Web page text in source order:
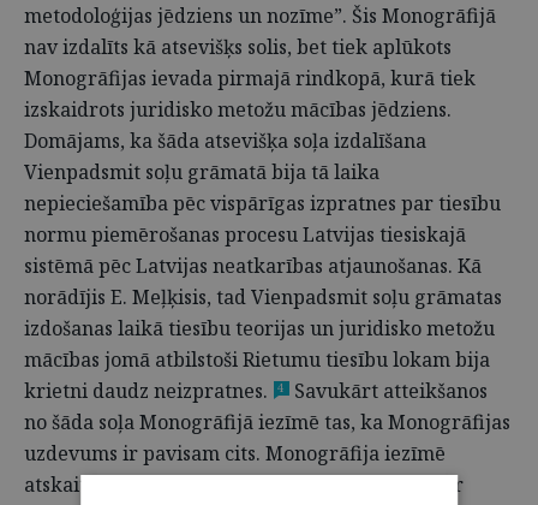
metodoloģijas jēdziens un nozīme”. Šis Monogrāfijā
nav izdalīts kā atsevišķs solis, bet tiek aplūkots
Monogrāfijas ievada pirmajā rindkopā, kurā tiek
izskaidrots juridisko metožu mācības jēdziens.
Domājams, ka šāda atsevišķa soļa izdalīšana
Vienpadsmit soļu grāmatā bija tā laika
nepieciešamība pēc vispārīgas izpratnes par tiesību
normu piemērošanas procesu Latvijas tiesiskajā
sistēmā pēc Latvijas neatkarības atjaunošanas. Kā
norādījis E. Meļķisis, tad Vienpadsmit soļu grāmatas
izdošanas laikā tiesību teorijas un juridisko metožu
mācības jomā atbilstoši Rietumu tiesību lokam bija
krietni daudz neizpratnes.
4
Savukārt atteikšanos
no šāda soļa Monogrāfijā iezīmē tas, ka Monogrāfijas
uzdevums ir pavisam cits. Monogrāfija iezīmē
atskaites punktu Latvijas tiesiskajā sistēmā, kur